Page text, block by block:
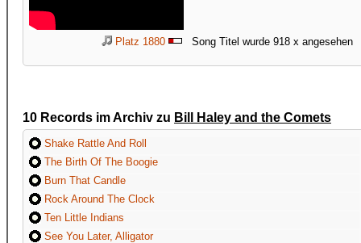
Platz 1880 Song Titel wurde 918 x angesehen
10 Records im Archiv zu Bill Haley and the Comets
Shake Rattle And Roll
The Birth Of The Boogie
Burn That Candle
Rock Around The Clock
Ten Little Indians
See You Later, Alligator